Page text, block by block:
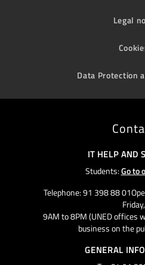
Legal
Data Protection
IT HELP AND
Students:Go to
Telephone: 91 398 88
Friday,
9AM to 8PM (UNED offices
business on the
GENERAL